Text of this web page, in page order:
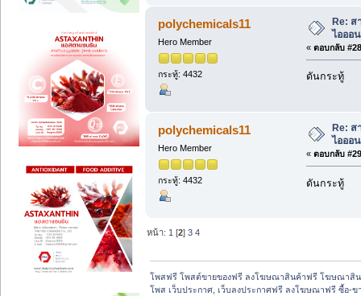
polychemicals11
Hero Member
กระทู้: 4432
Re: ส
ไอออ
« ตอบกลับ
ดันกระทู้
polychemicals11
Hero Member
กระทู้: 4432
Re: ส
ไอออ
« ตอบกลับ
ดันกระทู้
หน้า: 1 [2]3 4
โพสฟรี โพสต์ขายของฟรี ลงโฆษณาสินค้าฟรี โฆษณาสิ
โพส เว็บประกาศ, เว็บลงประกาศฟรี ลงโฆษณาฟรี ซื้อ-ข